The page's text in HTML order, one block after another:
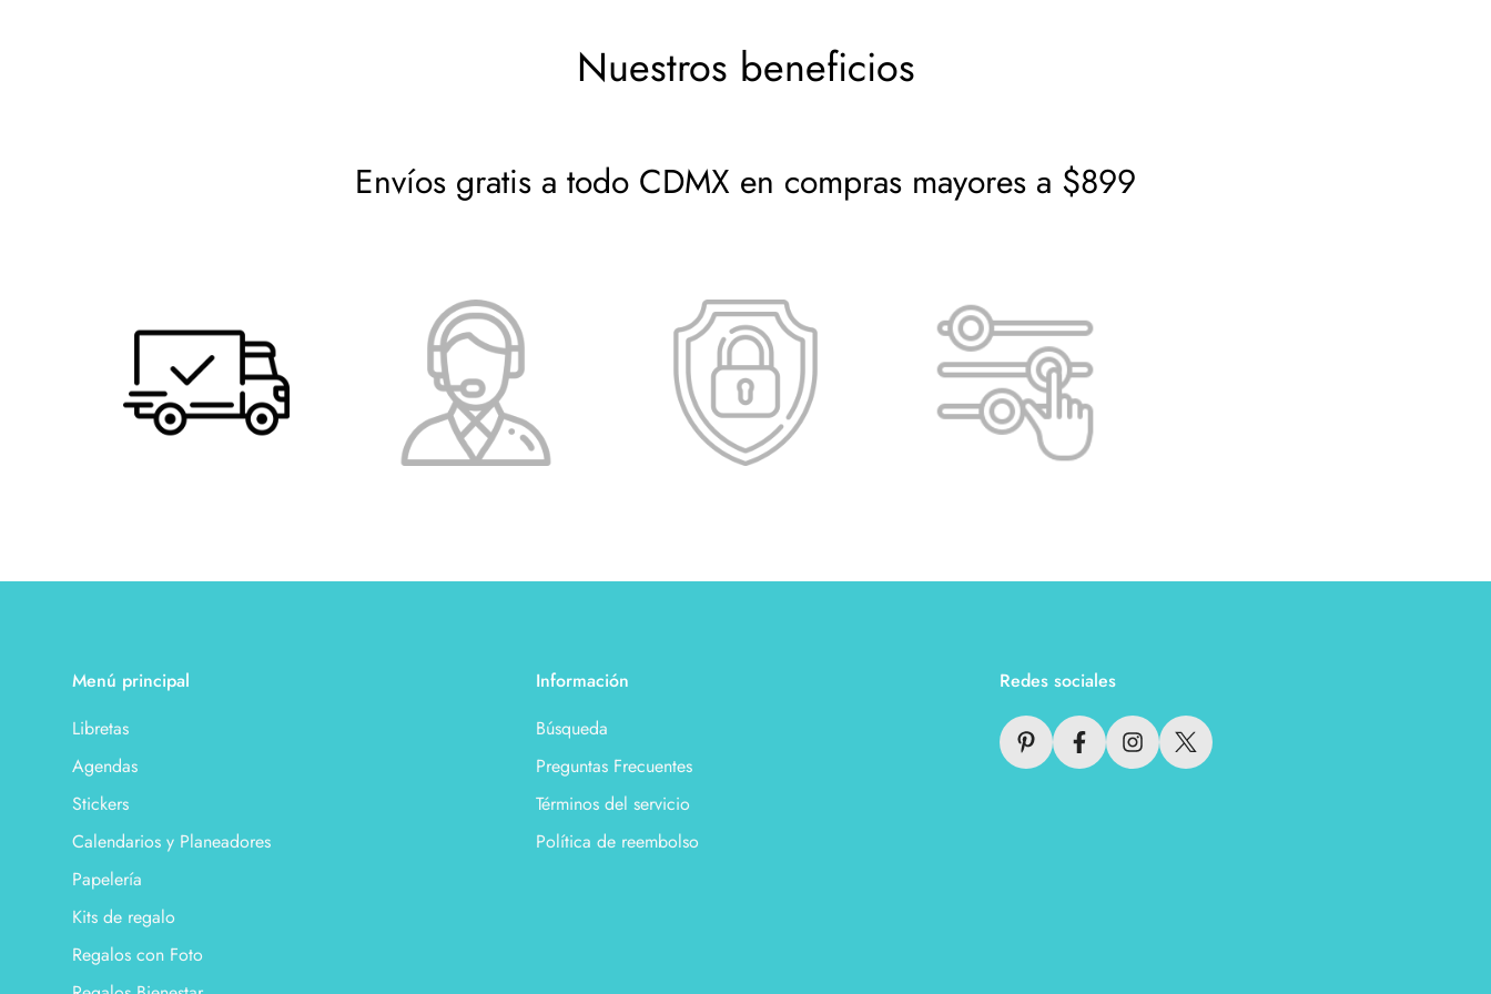
Nuestros beneficios
Envíos gratis a todo CDMX en compras mayores a $899
Menú principal
Libretas
Agendas
Stickers
Calendarios y Planeadores
Papelería
Kits de regalo
Regalos con Foto
Información
Búsqueda
Preguntas Frecuentes
Términos del servicio
Política de reembolso
Redes sociales